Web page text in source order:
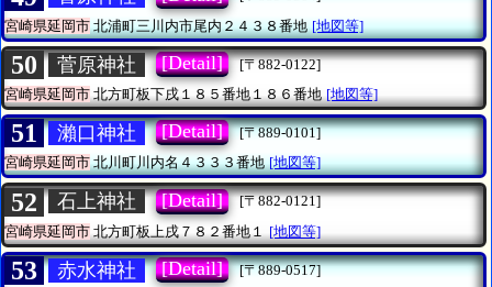
宮崎県延岡市北浦町三川内市尾内２４３８番地 [地図等]
50 菅原神社 [Detail]
[〒882-0122]
宮崎県延岡市北方町板下戌１８５番地１８６番地 [地図等]
51 瀨口神社 [Detail]
[〒889-0101]
宮崎県延岡市北川町川内名４３３３番地 [地図等]
52 石上神社 [Detail]
[〒882-0121]
宮崎県延岡市 北方町板上戌７８２番地１ [地図等]
53 赤水神社 [Detail]
[〒889-0517]